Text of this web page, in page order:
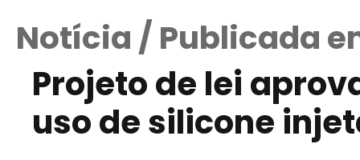
Notícia / Publicada
Projeto de lei
uso de silicone